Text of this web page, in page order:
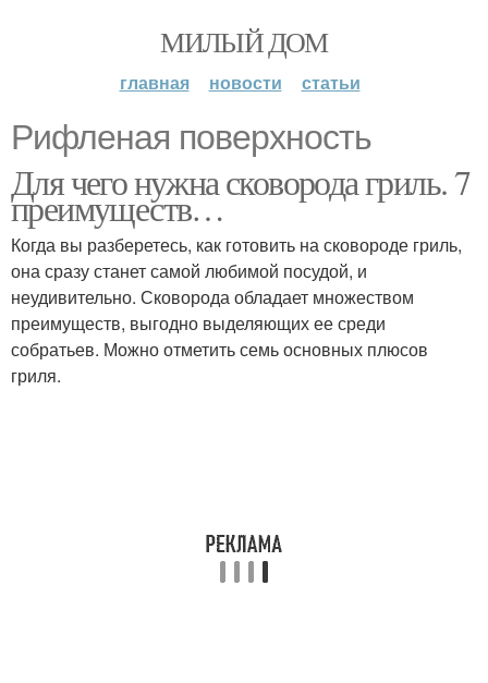
МИЛЫЙ ДОМ
главная новости статьи
Рифленая поверхность
Для чего нужна сковорода гриль. 7
преимуществ…
Когда вы разберетесь, как готовить на сковороде гриль,
она сразу станет самой любимой посудой, и
неудивительно. Сковорода обладает множеством
преимуществ, выгодно выделяющих ее среди
собратьев. Можно отметить семь основных плюсов
гриля.